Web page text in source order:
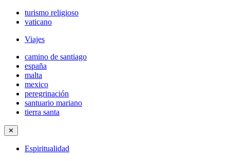
turismo religioso
vaticano
Viajes
camino de santiago
españa
malta
mexico
peregrinación
santuario mariano
tierra santa
✕
Espiritualidad